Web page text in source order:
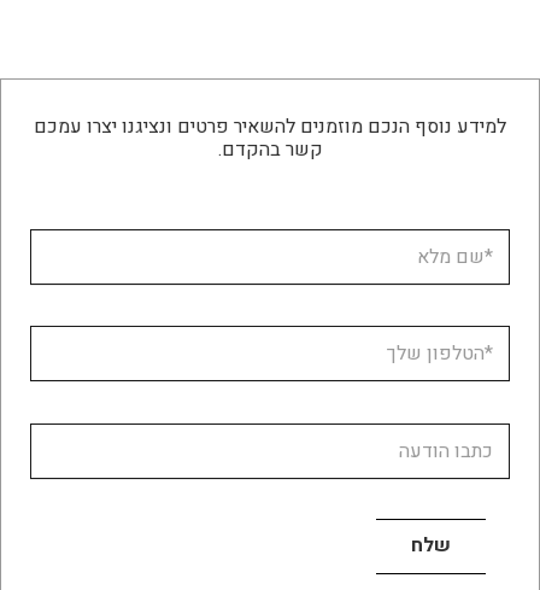
למידע נוסף הנכם מוזמנים להשאיר פרטים ונציגנו יצרו עמכם
קשר בהקדם.